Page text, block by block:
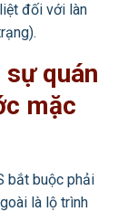
đối với làn
quán
mặc
bắt buộc phải
là lộ trình